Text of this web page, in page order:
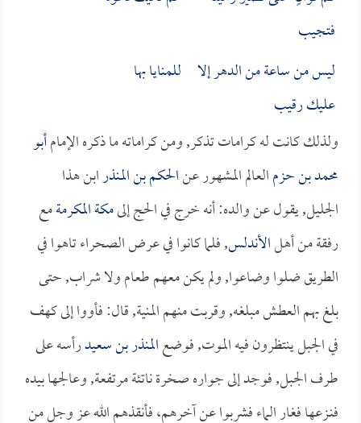
فتجيب
ليس من ساعة من الدهر إلا للمنايا بها
عليك رقيب
ولذلك كانت له كرامات تذكر, ومن كراماته ما ذكره الإمامأبو
محمد بن حزمالعالم المشهور عنالحكم بن المنذرابن هذا
الجليل, يقول عن والده: أنه خرج في الحج إلىمكة المكرمةمع
رفقة من أهلالأندلس, فلما كانوا في عرض الصحراء تاهوا في
الطريق ضلوا وضاعوا, ولم يكن معهم طعام ولا شراب, حتى
بلغ بهم العطش مبلغه, وقربت منهم المنية, قال: فأووا إلى كهف
في الجبل ينتظرون فيه الموت, فوضعالمنذر بن سعيدرأسه على
طرف الجبل, فوجد إلى جواره صخرة ناتئة مرتفعة, وعالجها بيده
فنـزعها فغار الماء فشربوا عن آخرهم، فأنقذهم الله عز وجل من